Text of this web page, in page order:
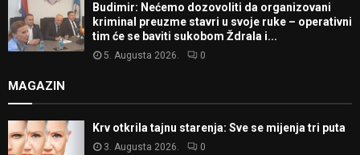
Budimir: Nećemo dozovoliti da organizovani
kriminal preuzme stavri u svoje ruke – operativni
tim će se baviti sukobom Ždrala i...
5. Augusta 2026. 0
MAGAZIN
Krv otkrila tajnu starenja: Sve se mijenja tri puta
3. Augusta 2026. 0